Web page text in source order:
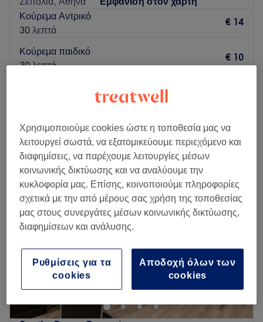
Κούρεμα Αντρικό
30 λεπτά
€ 14
Κούρεμα παιδικό
30 λεπτά
€ 10
Κούρεμα αντρικό και τριμάρισμα γενειάδας
Δευτέρα
Κλειστό
Τρίτη
10:00–21:00
Τετάρτη
10:00–
Πέμπτη
10:00–21:00
Παρασκευή
10:00–21:00
Σάββατο
09:00–17:00
Κυριακή
Το Mr Lenorman στον Κολωνό είναι ένας ευχάριστος χώρος
που προσφέρει υπηρεσίες αντρικής κομμωτικής. Το δυνατό
τους σημείο είναι ο επαγγελματισμός και η επικοινωνία με
τον πελάτη και τις ανάγκες του, γι' αυτό και σε προσκαλούν
να αφεθείς στα έμπειρα χέρια τους χωρίς δεύτερη σκέψη.
Χρησιμοποιούμε cookies ώστε η τοποθεσία μας να
λειτουργεί σωστά, να εξατομικεύουμε περιεχόμενο και
διαφημίσεις, να παρέχουμε λειτουργίες μέσων
κοινωνικής δικτύωσης και να αναλύουμε την
κυκλοφορία μας. Επίσης, κοινοποιούμε πληροφορίες
σχετικά με την από μέρους σας χρήση της τοποθεσίας
μας στους συνεργάτες μέσων κοινωνικής δικτύωσης,
διαφημίσεων και ανάλυσης.
Αποδοχή όλων των
cookies
Ρυθμίσεις για τα
cookies